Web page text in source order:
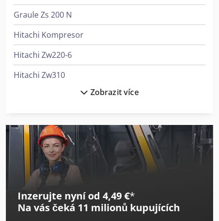
Graule Zs 200 N
Hitachi Kompresor
Hitachi Zw220-6
Hitachi Zw310
Hitachi Zw95-6
Hitachi Zx10U-6
Hitachi Zx140W-6
Hitachi Zx170W-6
Hitachi Zx19-6
Zobrazit více
Inzerujte nyní od 4,49 €*
Na vás čeká 11 milionů kupujících